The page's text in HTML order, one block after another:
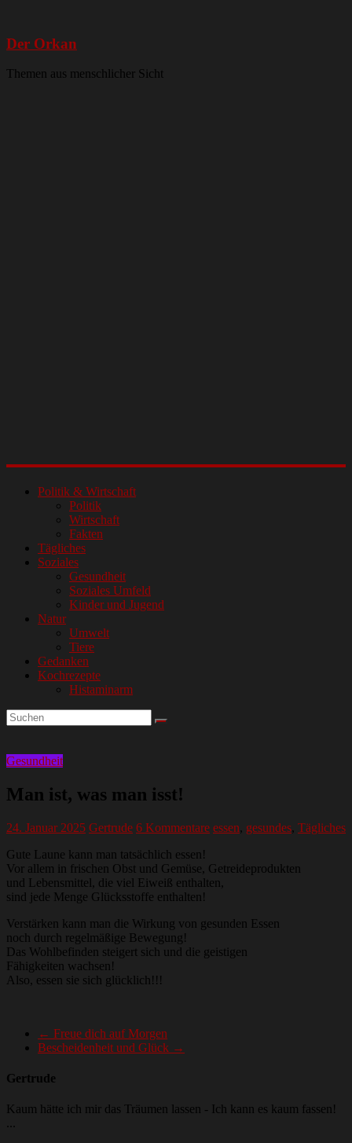
Der Orkan
Themen aus menschlicher Sicht
Politik & Wirtschaft
Politik
Wirtschaft
Fakten
Tägliches
Soziales
Gesundheit
Soziales Umfeld
Kinder und Jugend
Natur
Umwelt
Tiere
Gedanken
Kochrezepte
Histaminarm
Gesundheit
Man ist, was man isst!
24. Januar 2025 Gertrude 6 Kommentare essen, gesundes, Tägliches
Gute Laune kann man tatsächlich essen!
Vor allem in frischen Obst und Gemüse, Getreideprodukten
und Lebensmittel, die viel Eiweiß enthalten,
sind jede Menge Glücksstoffe enthalten!
Verstärken kann man die Wirkung von gesunden Essen
noch durch regelmäßige Bewegung!
Das Wohlbefinden steigert sich und die geistigen
Fähigkeiten wachsen!
Also, essen sie sich glücklich!!!
← Freue dich auf Morgen
Bescheidenheit und Glück →
Gertrude
Kaum hätte ich mir das Träumen lassen - Ich kann es kaum fassen!